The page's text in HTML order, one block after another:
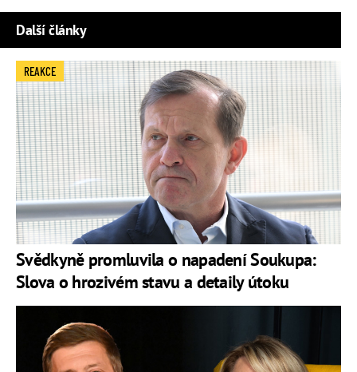
Další články
Svědkyně promluvila o napadení Soukupa:
Slova o hrozivém stavu a detaily útoku
REAKCE